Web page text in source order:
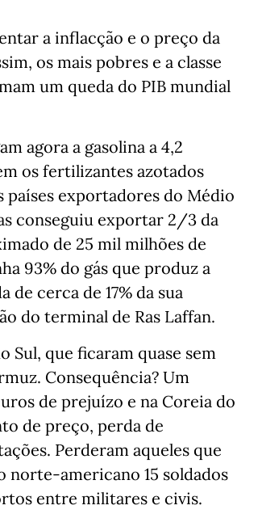
a inflacção e o preço da
os mais pobres e a classe
um queda do PIB mundial
agora a gasolina a 4,2
os fertilizantes azotados
países exportadores do Médio
conseguiu exportar 2/3 da
de 25 mil milhões de
93% do gás que produz a
cerca de 17% da sua
do terminal de Ras Laffan.
Sul, que ficaram quase sem
Consequência? Um
de prejuízo e na Coreia do
de preço, perda de
Perderam aqueles que
norte-americano 15 soldados
entre militares e civis.